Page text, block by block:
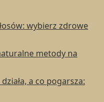
wybierz zdrowe
metody na
a co pogarsza: